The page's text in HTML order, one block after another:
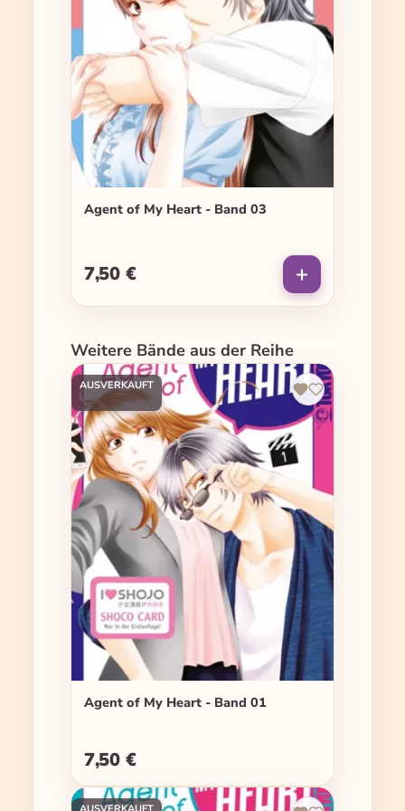
Agent of My Heart - Band 03
Regulärer Preis:
7,50 €
Produktgalerie überspringen
Weitere Bände aus der Reihe
AUSVERKAUFT
Agent of My Heart - Band 01
Regulärer Preis:
7,50 €